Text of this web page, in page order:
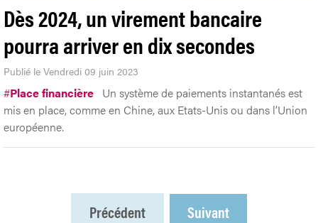
Dès 2024, un virement bancaire
pourra arriver en dix secondes
Publié le Vendredi 09 juin 2023
#Place financière Un système de paiements instantanés est
mis en place, comme en Chine, aux Etats-Unis ou dans l’Union
européenne.
Précédent Suivant